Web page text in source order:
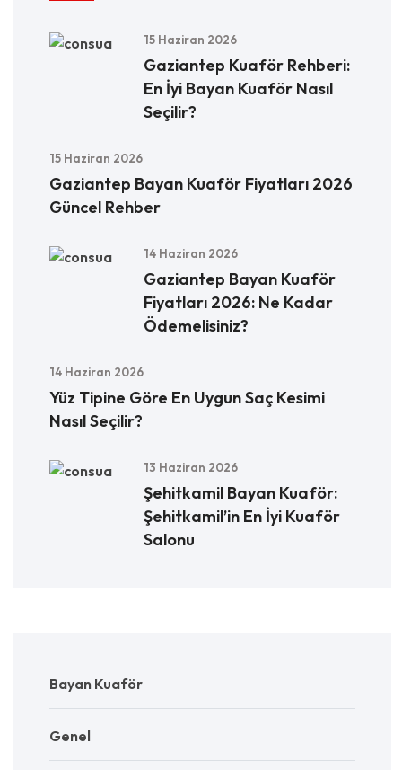
15 Haziran 2026
Gaziantep Kuaför Rehberi:
En İyi Bayan Kuaför Nasıl
Seçilir?
15 Haziran 2026
Gaziantep Bayan Kuaför Fiyatları 2026
Güncel Rehber
14 Haziran 2026
Gaziantep Bayan Kuaför
Fiyatları 2026: Ne Kadar
Ödemelisiniz?
14 Haziran 2026
Yüz Tipine Göre En Uygun Saç Kesimi
Nasıl Seçilir?
13 Haziran 2026
Şehitkamil Bayan Kuaför:
Şehitkamil’in En İyi Kuaför
Salonu
Bayan Kuaför
Genel